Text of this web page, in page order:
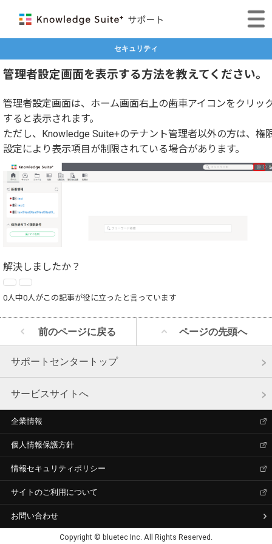
セキュリティ
管理者設定画面を表示する方法を教えてください。
管理者設定画面は、ホーム画面右上の歯車アイコンをクリッ
すると表示されます。
ただし、Knowledge Suite+のテナント管理者以外の方は、権
設定により表示項目が制限されている場合があります。
解決しましたか？
0人中0人がこの記事が役に立ったと言っています
前のページに戻る ページの先頭へ
サポートセンタートップ
サービスサイトへ
企業情報
個人情報保護方針
情報セキュリティポリシー
サイトのご利用について
お問い合わせ
Copyright © bluetec Inc. All Rights Reserved.